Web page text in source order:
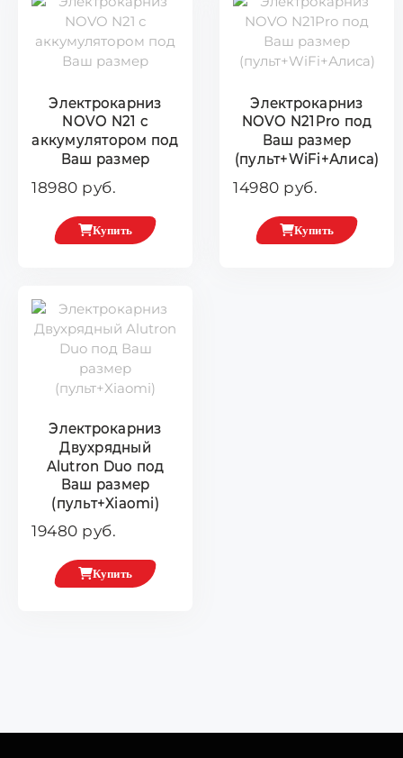
Электрокарниз
NOVO N21 с
аккумулятором под
Ваш размер
18980 руб.
Купить
Электрокарниз
NOVO N21Pro под
Ваш размер
(пульт+WiFi+Алиса)
14980 руб.
Купить
Электрокарниз
Двухрядный
Alutron Duo под
Ваш размер
(пульт+Xiaomi)
19480 руб.
Купить